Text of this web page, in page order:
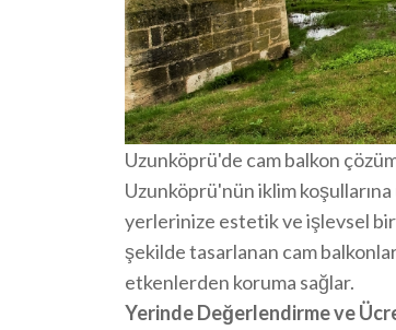
Uzunköprü'de cam balkon
Uzunköprü'nün iklim
yerlerinize estetik ve işlevsel bir
şekilde tasarlanan cam
etkenlerden koruma sağlar.
Yerinde Değerlendirme ve